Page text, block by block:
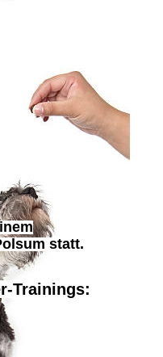
gladbeck
statt.
Trainings: